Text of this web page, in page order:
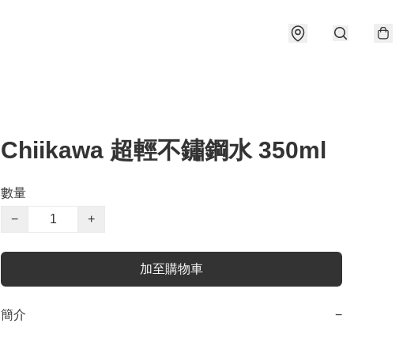
Chiikawa 超輕不鏽鋼水 350ml
數量
−
+
加至購物車
簡介 −